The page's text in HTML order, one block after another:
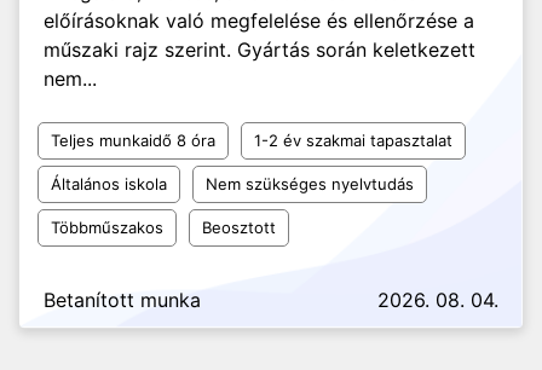
előírásoknak való megfelelése és ellenőrzése a
műszaki rajz szerint. Gyártás során keletkezett
nem...
Teljes munkaidő 8 óra 1-2 év szakmai tapasztalat
Általános iskola Nem szükséges nyelvtudás
Többműszakos Beosztott
Betanított munka 2026. 08. 04.